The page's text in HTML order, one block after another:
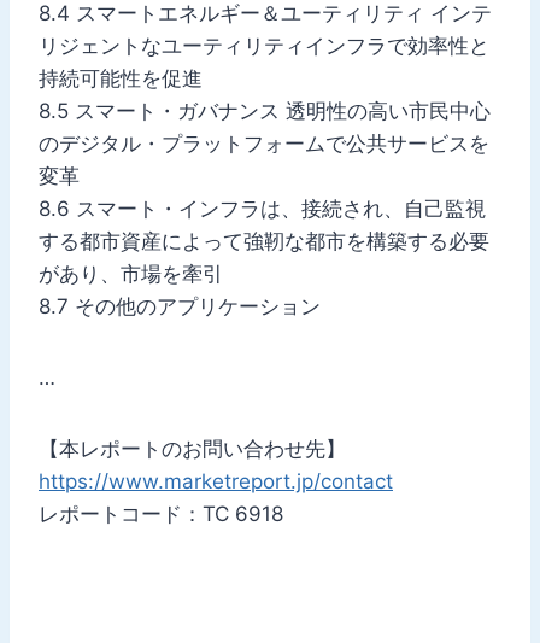
8.4 スマートエネルギー＆ユーティリティ インテ
リジェントなユーティリティインフラで効率性と
持続可能性を促進
8.5 スマート・ガバナンス 透明性の高い市民中心
のデジタル・プラットフォームで公共サービスを
変革
8.6 スマート・インフラは、接続され、自己監視
する都市資産によって強靭な都市を構築する必要
があり、市場を牽引
8.7 その他のアプリケーション
…
【本レポートのお問い合わせ先】
https://www.marketreport.jp/contact
レポートコード：TC 6918